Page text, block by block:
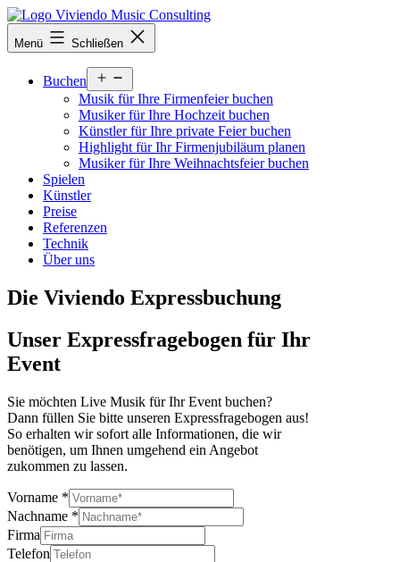
Zum
Inhalt
springen
viviendomusic.com
Menü Schließen
Buchen
öffnen
Musik für Ihre Firmenfeier buchen
Musiker für Ihre Hochzeit buchen
Künstler für Ihre private Feier buchen
Highlight für Ihr Firmenjubiläum planen
Musiker für Ihre Weihnachtsfeier buchen
Spielen
Künstler
Preise
Referenzen
Technik
Über uns
Die Viviendo Expressbuchung
Unser Expressfragebogen für Ihr
Event
Sie möchten Live Musik für Ihr Event buchen?
Dann füllen Sie bitte unseren Expressfragebogen aus!
So erhalten wir sofort alle Informationen, die wir
benötigen, um Ihnen umgehend ein Angebot
zukommen zu lassen.
Vorname *
Nachname *
Firma
Telefon